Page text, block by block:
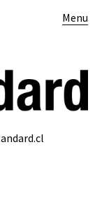
Menu